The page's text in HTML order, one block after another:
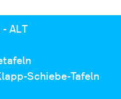
ALT
Schiebe-Tafeln